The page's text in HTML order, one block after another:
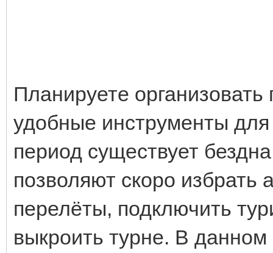
Планируете
удобные инструменты
период существует
позволяют скоро
перелёты, подключить
выкроить турне. В